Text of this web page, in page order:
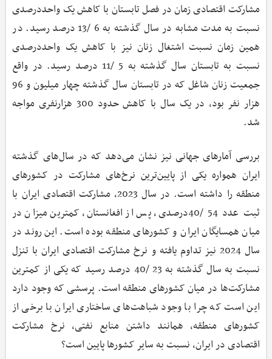
مشارکت اقتصادی زمان در فصل تابستان با کاهش یک واحد‌درصدی
نسبت به مدت مشابه در سال گذشته به 6 /13 درصد رسید. در
همین زمان نسبت اشتغال زنان نیز با کاهش یک واحد‌درصدی
نسبت به تابستان سال گذشته به 5 /11 درصد رسید. در واقع
جمعیت زنان شاغل که در تابستان سال گذشته چهار میلیون و 96
هزار نفر بود، در یک سال با کاهش حدود 300 هزارنفری مواجه
شد.
بررسی آمارهای جهانی نیز نشان می‌دهد که در سال‌های گذشته
ایران همواره یکی از پایین‌ترین نرخ‌های مشارکت در کشورهای
منطقه را داشته است. در سال 2023، مشارکت اقتصادی ایران با
ثبت عدد 54 /40درصدی، پس از افغانستان، کمترین میزان در
میان همسایگان ایران و کشورهای منطقه بوده است. این روند در
سال 2024 نیز تداوم یافته و نرخ مشارکت اقتصادی ایران با تنزل
نسبت به سال گذشته به 23 /40 درصد رسید که یکی از کمترین
مشارکت‌ها در میان کشورهای منطقه است. پرسشی که وجود دارد
این است که چرا با وجود شباهت‌های ساختاری ایران با برخی از
کشورهای منطقه، همانند داشتن منابع نفتی، نرخ مشارکت
اقتصادی در ایران، نسبت به سایر کشورها پایین است؟